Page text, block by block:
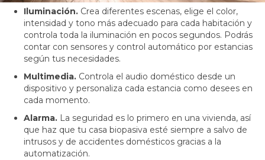
Iluminación. Crea diferentes escenas, elige el color,
intensidad y tono más adecuado para cada habitación y
controla toda la iluminación en pocos segundos. Podrás
contar con sensores y control automático por estancias
según tus necesidades.
Multimedia. Controla el audio doméstico desde un
dispositivo y personaliza cada estancia como desees en
cada momento.
Alarma. La seguridad es lo primero en una vivienda, así
que haz que tu casa biopasiva esté siempre a salvo de
intrusos y de accidentes domésticos gracias a la
automatización.